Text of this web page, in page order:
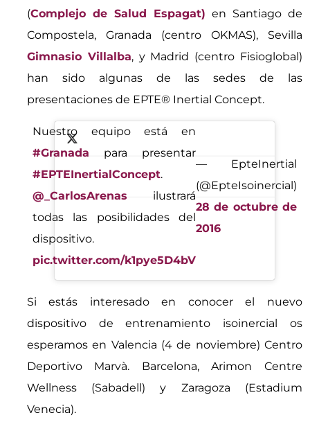
(Complejo de Salud Espagat) en Santiago de
Compostela, Granada (centro OKMAS), Sevilla
Gimnasio Villalba, y Madrid (centro Fisioglobal)
han sido algunas de las sedes de las
presentaciones de EPTE® Inertial Concept.
Nuestro equipo está en
#Granada para presentar
#EPTEInertialConcept.
@_CarlosArenas ilustrará
todas las posibilidades del
dispositivo.
pic.twitter.com/k1pye5D4bV
— EpteInertial
(@EpteIsoinercial)
28 de octubre de
2016
Si estás interesado en conocer el nuevo
dispositivo de entrenamiento isoinercial os
esperamos en Valencia (4 de noviembre) Centro
Deportivo Marvà. Barcelona, Arimon Centre
Wellness (Sabadell) y Zaragoza (Estadium
Venecia).